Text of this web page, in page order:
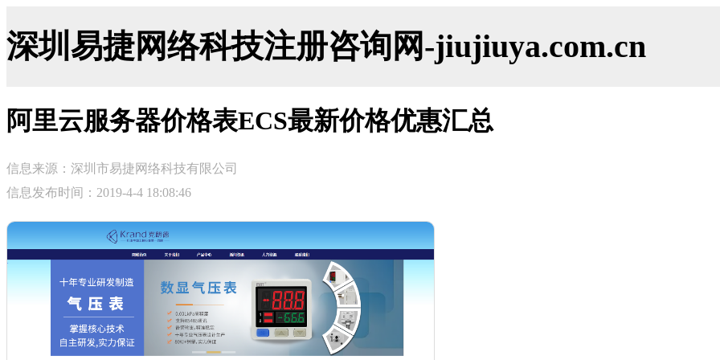
深圳易捷网络科技注册咨询网-jiujiuya.com.cn
阿里云服务器价格表ECS最新价格优惠汇总
信息来源：深圳市易捷网络科技有限公司
信息发布时间：2019-4-4 18:08:46